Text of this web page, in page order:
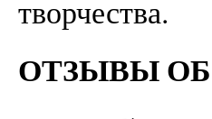
творчества.
ОТЗЫВЫ